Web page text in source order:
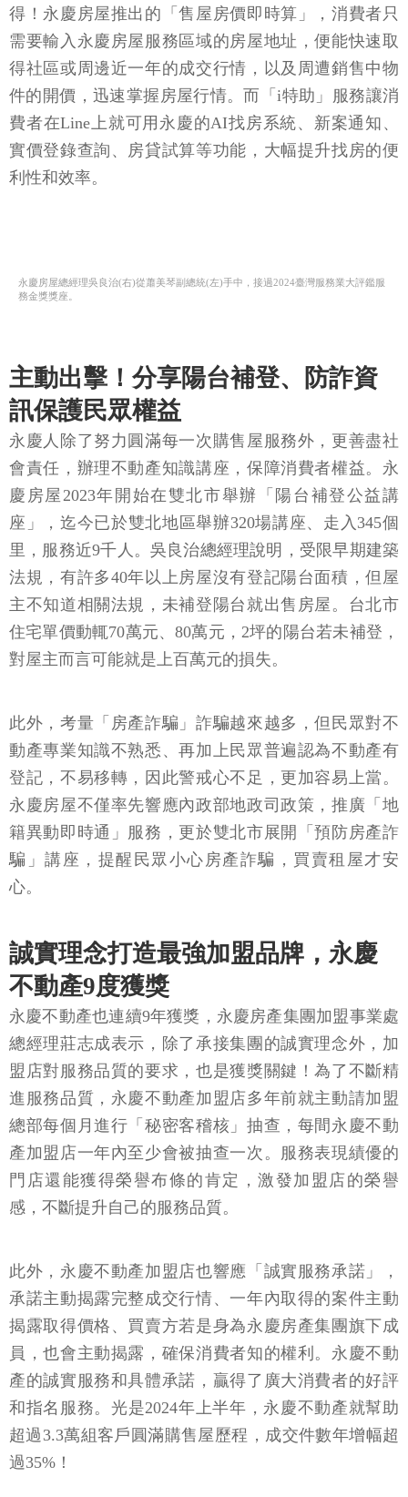
得！永慶房屋推出的「售屋房價即時算」，消費者只
需要輸入永慶房屋服務區域的房屋地址，便能快速取
得社區或周邊近一年的成交行情，以及周遭銷售中物
件的開價，迅速掌握房屋行情。而「i特助」服務讓消
費者在Line上就可用永慶的AI找房系統、新案通知、
實價登錄查詢、房貸試算等功能，大幅提升找房的便
利性和效率。
永慶房屋總經理吳良治(右)從蕭美琴副總統(左)手中，接過2024臺灣服務業大評鑑服
務金獎獎座。
主動出擊！分享陽台補登、防詐資
訊保護民眾權益
永慶人除了努力圓滿每一次購售屋服務外，更善盡社
會責任，辦理不動產知識講座，保障消費者權益。永
慶房屋2023年開始在雙北市舉辦「陽台補登公益講
座」，迄今已於雙北地區舉辦320場講座、走入345個
里，服務近9千人。吳良治總經理說明，受限早期建築
法規，有許多40年以上房屋沒有登記陽台面積，但屋
主不知道相關法規，未補登陽台就出售房屋。台北市
住宅單價動輒70萬元、80萬元，2坪的陽台若未補登，
對屋主而言可能就是上百萬元的損失。
此外，考量「房產詐騙」詐騙越來越多，但民眾對不
動產專業知識不熟悉、再加上民眾普遍認為不動產有
登記，不易移轉，因此警戒心不足，更加容易上當。
永慶房屋不僅率先響應內政部地政司政策，推廣「地
籍異動即時通」服務，更於雙北市展開「預防房產詐
騙」講座，提醒民眾小心房產詐騙，買賣租屋才安
心。
誠實理念打造最強加盟品牌，永慶
不動產9度獲獎
永慶不動產也連續9年獲獎，永慶房產集團加盟事業處
總經理莊志成表示，除了承接集團的誠實理念外，加
盟店對服務品質的要求，也是獲獎關鍵！為了不斷精
進服務品質，永慶不動產加盟店多年前就主動請加盟
總部每個月進行「秘密客稽核」抽查，每間永慶不動
產加盟店一年內至少會被抽查一次。服務表現績優的
門店還能獲得榮譽布條的肯定，激發加盟店的榮譽
感，不斷提升自己的服務品質。
此外，永慶不動產加盟店也響應「誠實服務承諾」，
承諾主動揭露完整成交行情、一年內取得的案件主動
揭露取得價格、買賣方若是身為永慶房產集團旗下成
員，也會主動揭露，確保消費者知的權利。永慶不動
產的誠實服務和具體承諾，贏得了廣大消費者的好評
和指名服務。光是2024年上半年，永慶不動產就幫助
超過3.3萬組客戶圓滿購售屋歷程，成交件數年增幅超
過35%！